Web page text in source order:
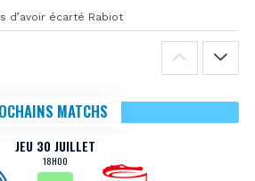
d’avoir écarté Rabiot
MATCHS
JEU 30 JUILLET
18H00